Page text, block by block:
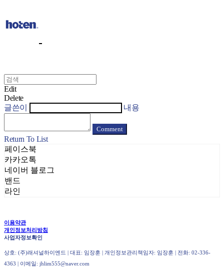
Edit
Delete
글쓴이
내용
Comment
Return To List
페이스북
카카오톡
네이버 블로그
밴드
라인
이용약관
개인정보처리방침
사업자정보확인
상호: (주)래셔널하이엔드 | 대표: 임장훈 | 개인정보관리책임자: 임장훈 | 전화: 02-336-
4363 | 이메일: jhlim555@naver.com